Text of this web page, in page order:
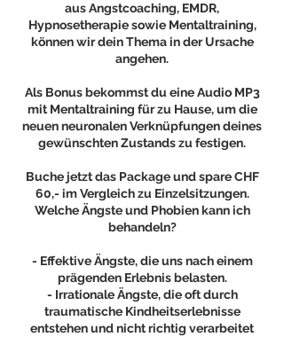
aus Angstcoaching, EMDR,
Hypnosetherapie sowie Mentaltraining,
können wir dein Thema in der Ursache
angehen.
Als Bonus bekommst du eine Audio MP3
mit Mentaltraining für zu Hause, um die
neuen neuronalen Verknüpfungen deines
gewünschten Zustands zu festigen.
Buche jetzt das Package und spare CHF
60,- im Vergleich zu Einzelsitzungen.
Welche Ängste und Phobien kann ich
behandeln?
- Effektive Ängste, die uns nach einem
prägenden Erlebnis belasten.
- Irrationale Ängste, die oft durch
traumatische Kindheitserlebnisse
entstehen und nicht richtig verarbeitet